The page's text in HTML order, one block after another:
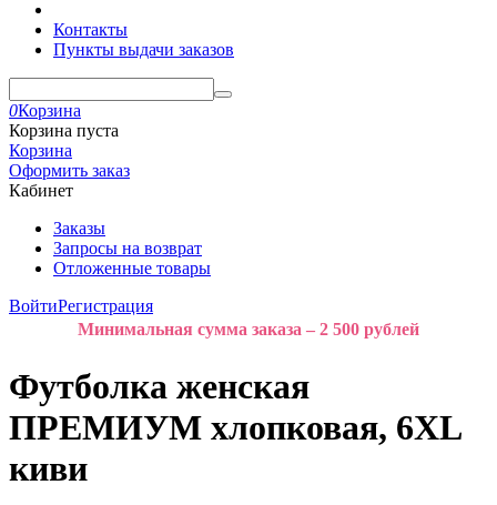
Контакты
Пункты выдачи заказов
0Корзина
Корзина пуста
Корзина
Оформить заказ
Кабинет
Заказы
Запросы на возврат
Отложенные товары
ВойтиРегистрация
Минимальная сумма заказа – 2 500 рублей
Футболка женская
ПРЕМИУМ хлопковая, 6XL
киви